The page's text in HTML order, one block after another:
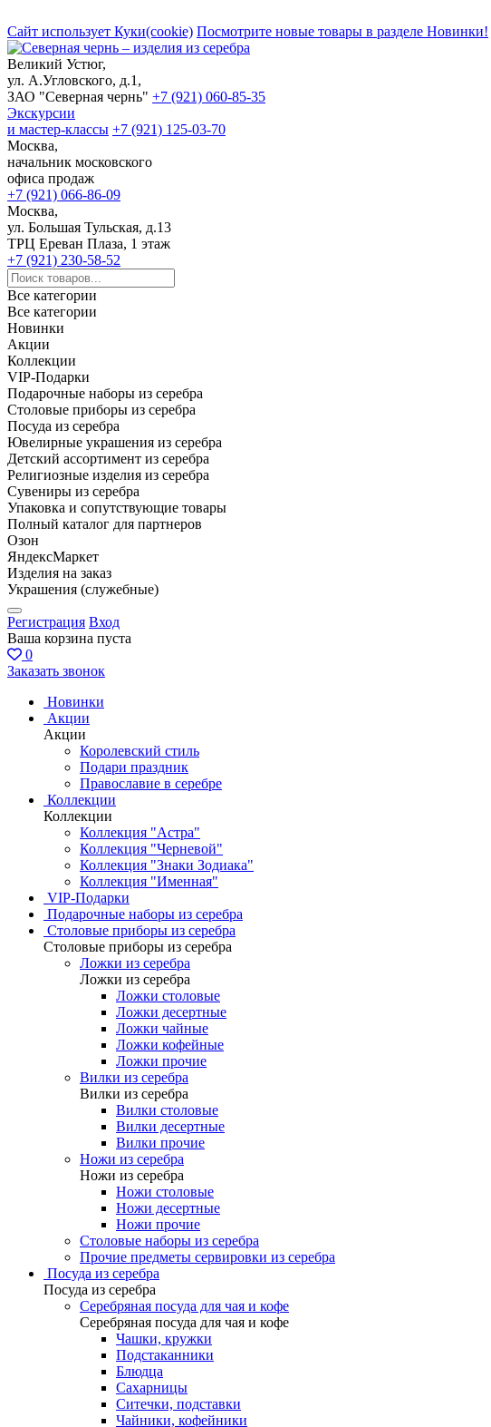
Сайт использует Куки(cookie) Посмотрите новые товары в разделе Новинки!
Великий Устюг,
ул. А.Угловского, д.1,
ЗАО "Северная чернь" +7 (921) 060-85-35
Экскурсии
и мастер-классы +7 (921) 125-03-70
Москва,
начальник московского
офиса продаж
+7 (921) 066-86-09
Москва,
ул. Большая Тульская, д.13
ТРЦ Ереван Плаза, 1 этаж
+7 (921) 230-58-52
Все категории
Все категории
Новинки
Акции
Коллекции
VIP-Подарки
Подарочные наборы из серебра
Столовые приборы из серебра
Посуда из серебра
Ювелирные украшения из серебра
Детский ассортимент из серебра
Религиозные изделия из серебра
Сувениры из серебра
Упаковка и сопутствующие товары
Полный каталог для партнеров
Озон
ЯндексМаркет
Изделия на заказ
Украшения (служебные)
Регистрация Вход
Ваша корзина пуста
0
Заказать звонок
Новинки
Акции
Акции
Королевский стиль
Подари праздник
Православие в серебре
Коллекции
Коллекции
Коллекция "Астра"
Коллекция "Черневой"
Коллекция "Знаки Зодиака"
Коллекция "Именная"
VIP-Подарки
Подарочные наборы из серебра
Столовые приборы из серебра
Столовые приборы из серебра
Ложки из серебра
Ложки из серебра
Ложки столовые
Ложки десертные
Ложки чайные
Ложки кофейные
Ложки прочие
Вилки из серебра
Вилки из серебра
Вилки столовые
Вилки десертные
Вилки прочие
Ножи из серебра
Ножи из серебра
Ножи столовые
Ножи десертные
Ножи прочие
Столовые наборы из серебра
Прочие предметы сервировки из серебра
Посуда из серебра
Посуда из серебра
Серебряная посуда для чая и кофе
Серебряная посуда для чая и кофе
Чашки, кружки
Подстаканники
Блюдца
Сахарницы
Ситечки, подставки
Чайники, кофейники